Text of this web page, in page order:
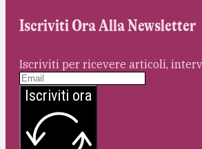
Iscriviti Ora Alla Newsletter
Iscriviti per ricevere articoli,
Iscriviti ora